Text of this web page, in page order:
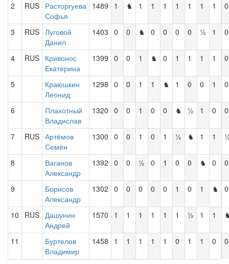
2 RUS Расторгуева
Софья
1489 1 ♞ 1 1 1 1 1 1 1 0
3 RUS Луговой
Данил
1403 0 0 ♞ 0 0 0 0 ½ 1 0
4 RUS Кривонос
Екатерина
1399 0 0 1 ♞ 0 1 1 1 1 0
5
Краюшкин
Леонид
1298 0 0 1 1 ♞ 1 0 0 1 0
6
Плахотный
Владислав
1320 0 0 1 0 0 ♞ ½ 1 0 0
7 RUS Артёмов
Семён
1300 0 0 1 0 1 ½ ♞ 1 1
8
Ваганов
Александр
1392 0 0 ½ 0 1 0 0 ♞ 0 0
9
Борисов
Александр
1302 0 0 0 0 0 1 0 1 ♞ 0
10 RUS Дашунин
Андрей
1570 1 1 1 1 1 1 ½ 1 1
11
Буртелов
Владимир
1458 1 1 1 1 1 0 1 1 0 0